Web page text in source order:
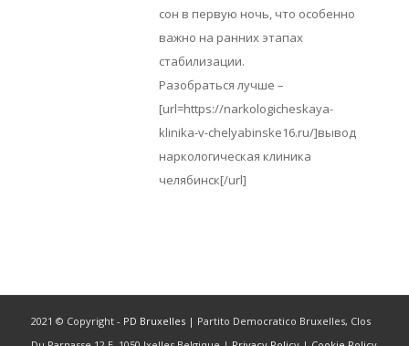
сон в первую ночь, что особенно
важно на ранних этапах
стабилизации.
Разобраться лучше –
[url=https://narkologicheskaya-
klinika-v-chelyabinske16.ru/]вывод
наркологическая клиника
челябинск[/url]
2021 © Copyright - PD Bruxelles| Partito Democratico Bruxelles, Clos